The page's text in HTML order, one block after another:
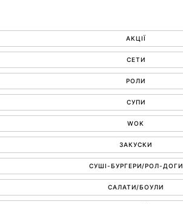
АКЦІЇ
СЕТИ
РОЛИ
СУПИ
WOK
ЗАКУСКИ
СУШІ-БУРГЕРИ/РОЛ-ДОГИ
САЛАТИ/БОУЛИ